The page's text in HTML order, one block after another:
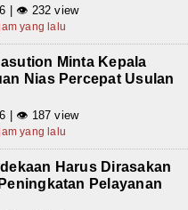
| 👁 232 view
yang lalu
Minta Kepala
Nias Percepat Usulan
| 👁 187 view
yang lalu
Harus Dirasakan
Pelayanan